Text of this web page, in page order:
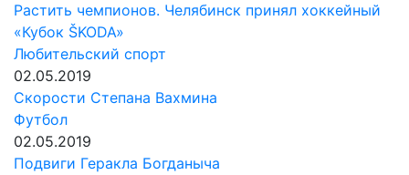
Растить чемпионов. Челябинск принял хоккейный
«Кубок ŠKODA»
Любительский спорт
02.05.2019
Скорости Степана Вахмина
Футбол
02.05.2019
Подвиги Геракла Богданыча